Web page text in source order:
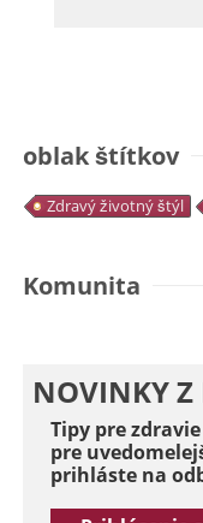
oblak štítkov
Zdravý životný štýl
Komunita
NOVINKY Z
Tipy pre
pre
prihláste na